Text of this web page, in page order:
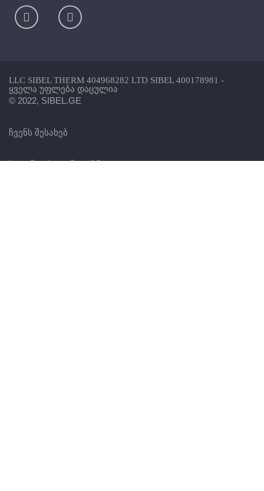
LLC SIBEL THERM 404968282 LTD SIBEL 400178981 -
ყველა უფლება დაცულია
© 2022, SIBEL.GE
ჩვენს შესახებ